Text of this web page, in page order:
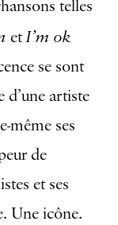
telles
etI’m ok
se sont
d’une artiste
même ses
de
et ses
Une icône.